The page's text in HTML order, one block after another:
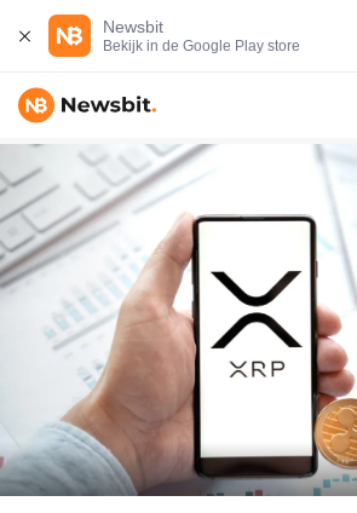
Newsbit
Bekijk in de Google Play store